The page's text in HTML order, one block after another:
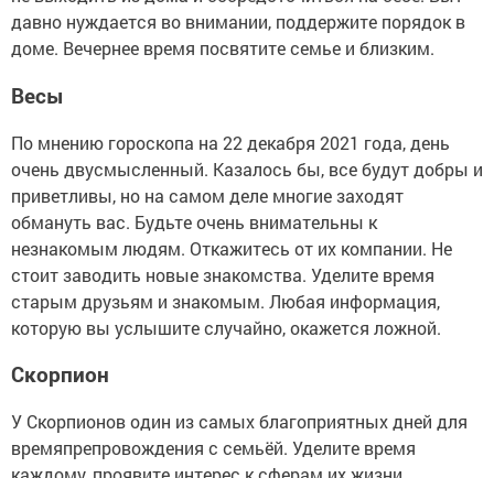
давно нуждается во внимании, поддержите порядок в
доме. Вечернее время посвятите семье и близким.
Весы
По мнению гороскопа на 22 декабря 2021 года, день
очень двусмысленный. Казалось бы, все будут добры и
приветливы, но на самом деле многие заходят
обмануть вас. Будьте очень внимательны к
незнакомым людям. Откажитесь от их компании. Не
стоит заводить новые знакомства. Уделите время
старым друзьям и знакомым. Любая информация,
которую вы услышите случайно, окажется ложной.
Скорпион
У Скорпионов один из самых благоприятных дней для
времяпрепровождения с семьёй. Уделите время